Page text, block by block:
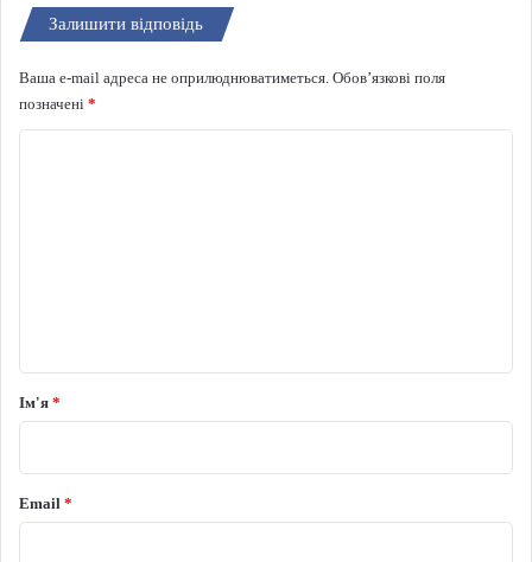
Залишити відповідь
Ваша e-mail адреса не оприлюднюватиметься. Обов’язкові поля
позначені *
Ім'я *
Email *